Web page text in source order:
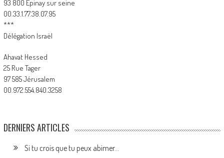
93 800 Epinay sur seine
00.33.1.77.38.07.95
***
Délégation Israël
Ahavat Hessed
25 Rue Tager
97 585 Jérusalem
00.972.554.840.3258
DERNIERS ARTICLES
Si tu crois que tu peux abimer…